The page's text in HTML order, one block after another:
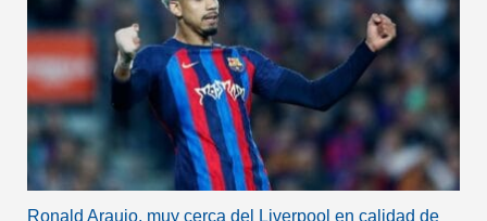
Ronald Araujo, muy cerca del Liverpool en calidad de